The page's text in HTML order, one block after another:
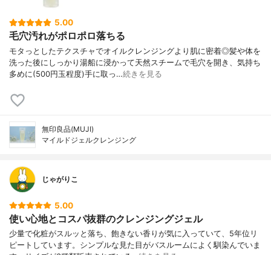
5.00
毛穴汚れがポロポロ落ちる
モタっとしたテクスチャでオイルクレンジングより肌に密着◎髪や体を
洗った後にしっかり湯船に浸かって天然スチームで毛穴を開き、気持ち
多めに(500円玉程度)手に取っ…続きを見る
無印良品(MUJI)
マイルドジェルクレンジング
じゃがりこ
5.00
使い心地とコスパ抜群のクレンジングジェル
少量で化粧がスルッと落ち、飽きない香りが気に入っていて、5年位リ
ピートしています。シンプルな見た目がバスルームによく馴染んでいま